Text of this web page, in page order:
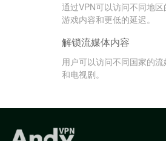
通过VPN可以访问不同地
游戏内容和更低的延迟。
解锁流媒体内容
用户可以访问不同国家的
和电视剧。